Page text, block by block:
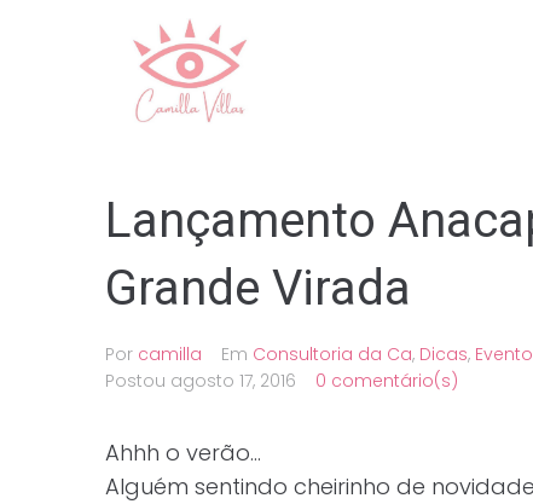
Lançamento
Grande Virada
Por camilla Em Consultoria da Ca, Dicas,
Postou agosto 17, 2016 0 comentário(s)
Ahhh o verão…
Alguém sentindo cheirinho de